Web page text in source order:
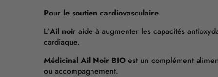
Pour le soutien cardiovasculaire
L’Ail noir aide à augmenter les capacités
cardiaque.
Médicinal Ail Noir BIO est un complément
ou accompagnement.